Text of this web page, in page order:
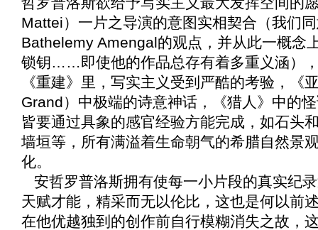
Mattei）一片之导演的意图实相契合（我们
Bathelemy Amengal的观点，并从此一概念
锁钥……即使他的作品总存有着多重义涵）
《重建》里，写实主义受到严酷的考验，《
Grand）中极端的诗意神话，《猎人 》中的
皆要通过具象的感官经验方能完成，如石头
墙垣等，所有满溢着生命朝气的希腊自然景
化。
安哲罗普洛斯拥有使每一小片段的真实纪
天赋才能，精采而无以伦比，这也是何以前
在他优越独到的创作前自行模糊消失之故，